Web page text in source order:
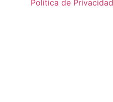
Política de Privacidad